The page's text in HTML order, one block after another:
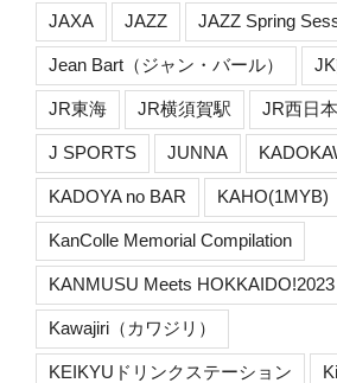
JAXA JAZZ JAZZ Spring
Jean Bart（ジャン・バール）
JR東海 JR横須賀駅 JR西日
J SPORTS JUNNA
KADOYA no BAR KAHO(1MYB)
KanColle Memorial Compilation
KANMUSU Meets HOKKAIDO!2023
Kawajiri（カワジリ）
KEIKYUドリンクステーション